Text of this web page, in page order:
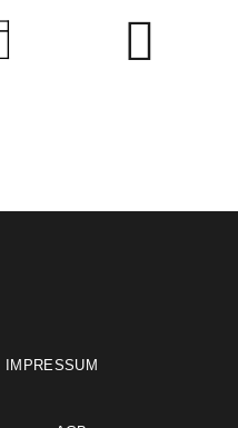
IMPRESSUM